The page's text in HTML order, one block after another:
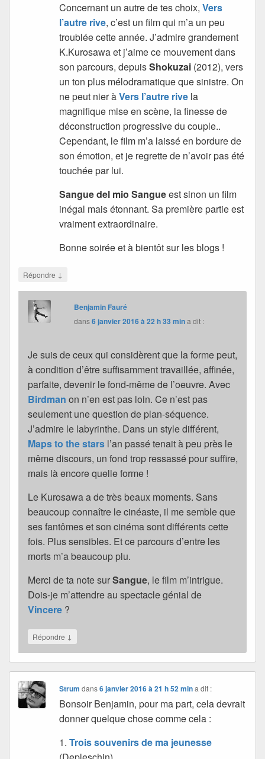
Concernant un autre de tes choix,Vers
l’autre rive, c’est un film qui m’a un peu
troublée cette année. J’admire grandement
K.Kurosawa et j’aime ce mouvement dans
son parcours, depuisShokuzai (2012), vers
un ton plus mélodramatique que sinistre. On
ne peut nier àVers l’autre rive la
magnifique mise en scène, la finesse de
déconstruction progressive du couple..
Cependant, le film m’a laissé en bordure de
son émotion, et je regrette de n’avoir pas été
touchée par lui.
Sangue del mio Sangueest sinon un film
inégal mais étonnant. Sa première partie est
vraiment extraordinaire.
Bonne soirée et à bientôt sur les blogs !
Répondre ↓
Benjamin Fauré
dans6 janvier 2016 à 22 h 33 mina dit :
Je suis de ceux qui considèrent que la forme peut,
à condition d’être suffisamment travaillée, affinée,
parfaite, devenir le fond-même de l’oeuvre. Avec
Birdman on n’en est pas loin. Ce n’est pas
seulement une question de plan-séquence.
J’admire le labyrinthe. Dans un style différent,
Maps to the stars l’an passé tenait à peu près le
même discours, un fond trop ressassé pour suffire,
mais là encore quelle forme !
Le Kurosawa a de très beaux moments. Sans
beaucoup connaître le cinéaste, il me semble que
ses fantômes et son cinéma sont différents cette
fois. Plus sensibles. Et ce parcours d’entre les
morts m’a beaucoup plu.
Merci de ta note surSangue, le film m’intrigue.
Dois-je m’attendre au spectacle génial de
Vincere ?
Répondre ↓
Strum dans6 janvier 2016 à 21 h 52 min a dit :
Bonsoir Benjamin, pour ma part, cela devrait
donner quelque chose comme cela :
1.Trois souvenirs de ma jeunesse